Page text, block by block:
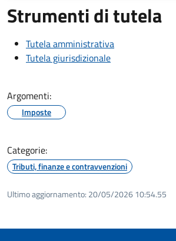
Strumenti di tutela
Tutela amministrativa
Tutela giurisdizionale
Argomenti:
Imposte
Categorie:
Tributi, finanze e contravvenzioni
Ultimo aggiornamento: 20/05/2026 10:54.55